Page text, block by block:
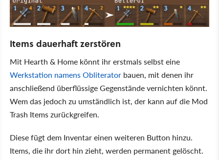
Items dauerhaft zerstören
Mit Hearth & Home könnt ihr erstmals selbst eine
Werkstation namens Obliterator bauen, mit denen ihr
anschließend überflüssige Gegenstände vernichten könnt.
Wem das jedoch zu umständlich ist, der kann auf die Mod
Trash Items zurückgreifen.
Diese fügt dem Inventar einen weiteren Button hinzu.
Items, die ihr dort hin zieht, werden permanent gelöscht.